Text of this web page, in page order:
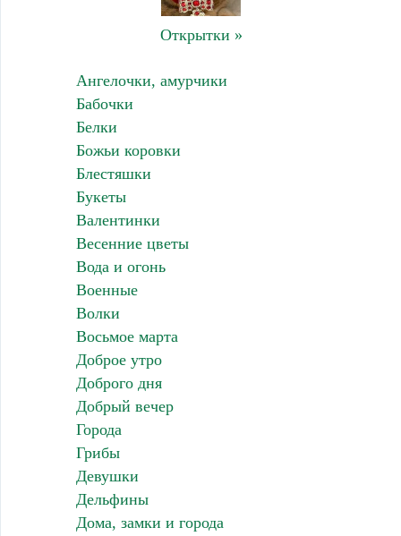
Открытки »
Ангелочки, амурчики
Бабочки
Белки
Божьи коровки
Блестяшки
Букеты
Валентинки
Весенние цветы
Вода и огонь
Военные
Волки
Восьмое марта
Доброе утро
Доброго дня
Добрый вечер
Города
Грибы
Девушки
Дельфины
Дома, замки и города